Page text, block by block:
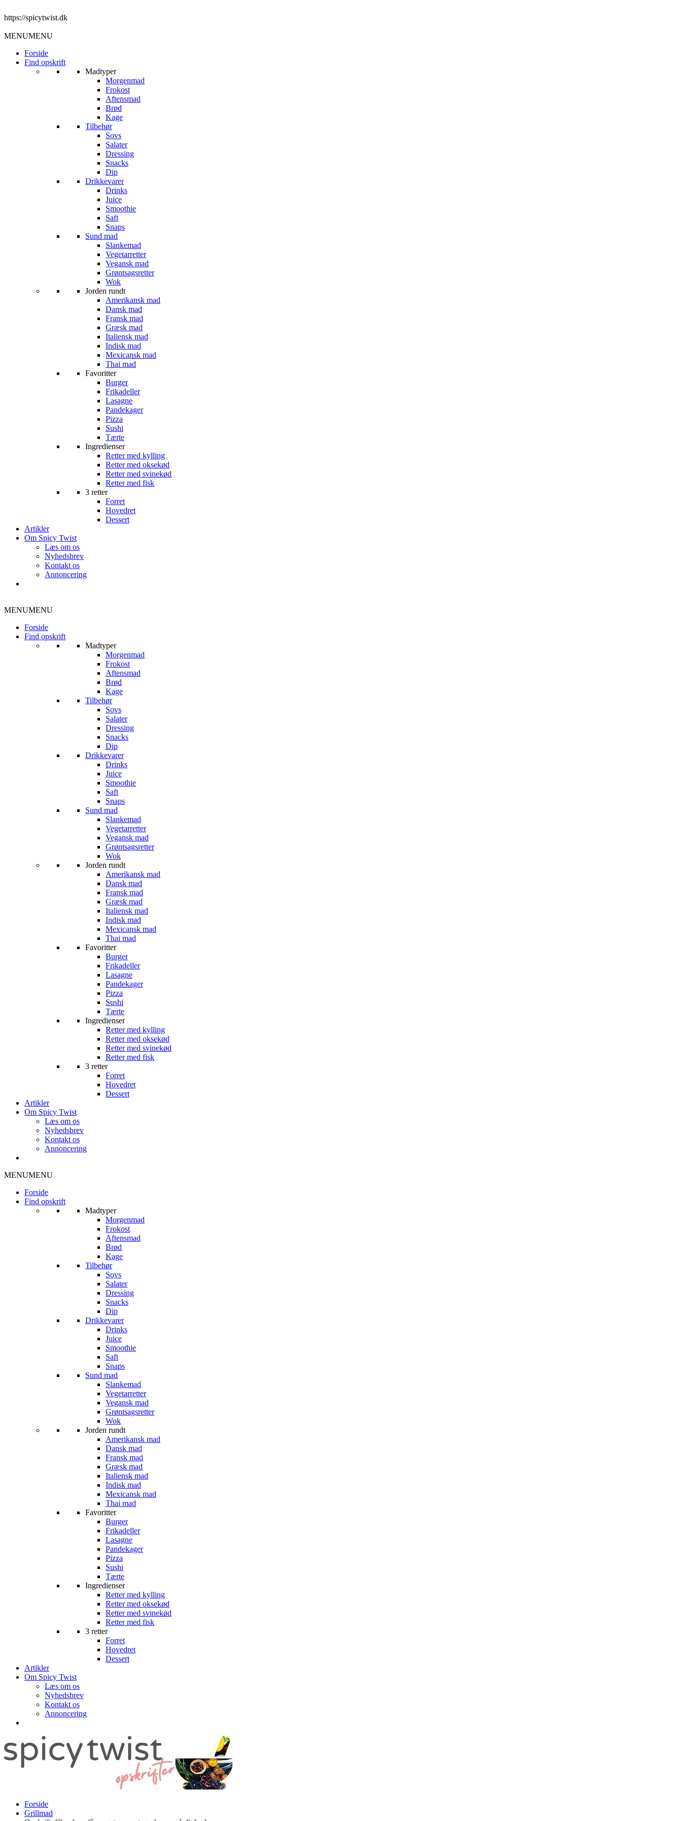
https://spicytwist.dk
MENUMENU
Forside
Find opskrift
Madtyper
Morgenmad
Frokost
Aftensmad
Brød
Kage
Tilbehør
Sovs
Salater
Dressing
Snacks
Dip
Drikkevarer
Drinks
Juice
Smoothie
Saft
Snaps
Sund mad
Slankemad
Vegetarretter
Vegansk mad
Grøntsagsretter
Wok
Jorden rundt
Amerikansk mad
Dansk mad
Fransk mad
Græsk mad
Italiensk mad
Indisk mad
Mexicansk mad
Thai mad
Favoritter
Burger
Frikadeller
Lasagne
Pandekager
Pizza
Sushi
Tærte
Ingredienser
Retter med kylling
Retter med oksekød
Retter med svinekød
Retter med fisk
3 retter
Forret
Hovedret
Dessert
Artikler
Om Spicy Twist
Læs om os
Nyhedsbrev
Kontakt os
Annoncering
MENUMENU
Forside
Find opskrift
Madtyper
Morgenmad
Frokost
Aftensmad
Brød
Kage
Tilbehør
Sovs
Salater
Dressing
Snacks
Dip
Drikkevarer
Drinks
Juice
Smoothie
Saft
Snaps
Sund mad
Slankemad
Vegetarretter
Vegansk mad
Grøntsagsretter
Wok
Jorden rundt
Amerikansk mad
Dansk mad
Fransk mad
Græsk mad
Italiensk mad
Indisk mad
Mexicansk mad
Thai mad
Favoritter
Burger
Frikadeller
Lasagne
Pandekager
Pizza
Sushi
Tærte
Ingredienser
Retter med kylling
Retter med oksekød
Retter med svinekød
Retter med fisk
3 retter
Forret
Hovedret
Dessert
Artikler
Om Spicy Twist
Læs om os
Nyhedsbrev
Kontakt os
Annoncering
MENUMENU
Forside
Find opskrift
Madtyper
Morgenmad
Frokost
Aftensmad
Brød
Kage
Tilbehør
Sovs
Salater
Dressing
Snacks
Dip
Drikkevarer
Drinks
Juice
Smoothie
Saft
Snaps
Sund mad
Slankemad
Vegetarretter
Vegansk mad
Grøntsagsretter
Wok
Jorden rundt
Amerikansk mad
Dansk mad
Fransk mad
Græsk mad
Italiensk mad
Indisk mad
Mexicansk mad
Thai mad
Favoritter
Burger
Frikadeller
Lasagne
Pandekager
Pizza
Sushi
Tærte
Ingredienser
Retter med kylling
Retter med oksekød
Retter med svinekød
Retter med fisk
3 retter
Forret
Hovedret
Dessert
Artikler
Om Spicy Twist
Læs om os
Nyhedsbrev
Kontakt os
Annoncering
Forside
Grillmad